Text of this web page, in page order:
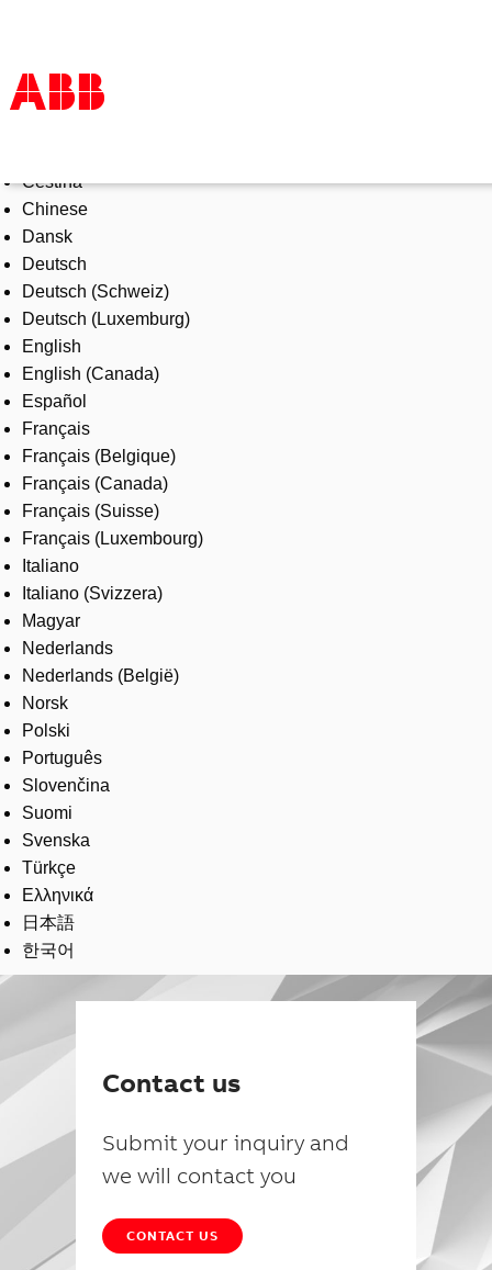
Products & Solutions
Industries
Services
About us
Where to buy
Contact us
Careers
Čeština
Chinese
Dansk
Deutsch
Deutsch (Schweiz)
Deutsch (Luxemburg)
English
English (Canada)
Español
Français
Français (Belgique)
Français (Canada)
Français (Suisse)
Français (Luxembourg)
Italiano
Italiano (Svizzera)
Magyar
Nederlands
Nederlands (België)
Norsk
Polski
Português
Slovenčina
Suomi
Svenska
Türkçe
Ελληνικά
日本語
한국어
Contact us
Submit your inquiry and
we will contact you
CONTACT US